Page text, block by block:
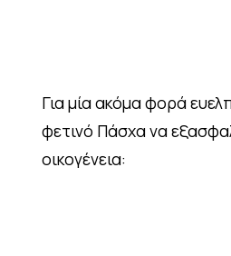
Για μία ακόμα φορά
φετινό Πάσχα να
οικογένεια: